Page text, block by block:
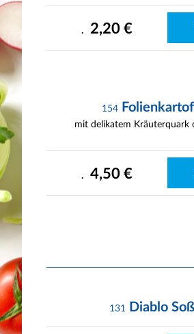
. 2,20 €
154
mit delikatem Kräuterquark
. 4,50 €
131 Diablo